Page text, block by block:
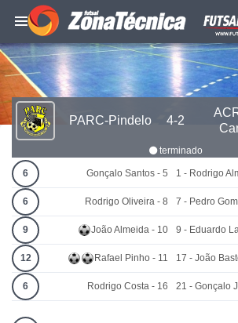
PARC-Pindelo 4-2
terminado
6 Gonçalo Santos - 5
6 Rodrigo Oliveira - 8
9 João Almeida - 10
12 Rafael Pinho - 11
6 Rodrigo Costa - 16
1 - Rodrigo
7 - Pedro
9 - Eduardo
17 - João
21 - Gonçalo